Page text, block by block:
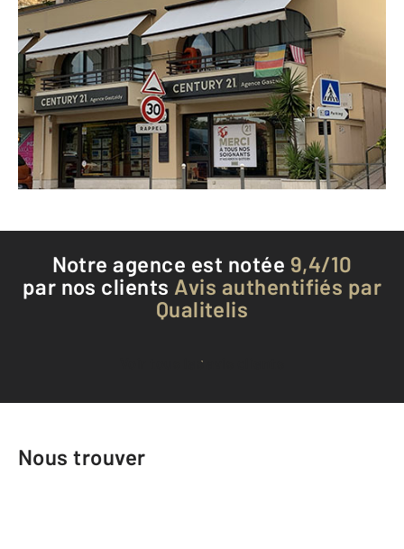
CENTURY 21 Agence Gastaldy
83 avenue du 3 septembre
CAP D AIL - 06320
Envoyer un message
Téléphoner à l'agence
Notre agence est notée 9,4/10
par nos clients Avis authentifiés par
Qualitelis
Voir tous les avis clients
Nous trouver